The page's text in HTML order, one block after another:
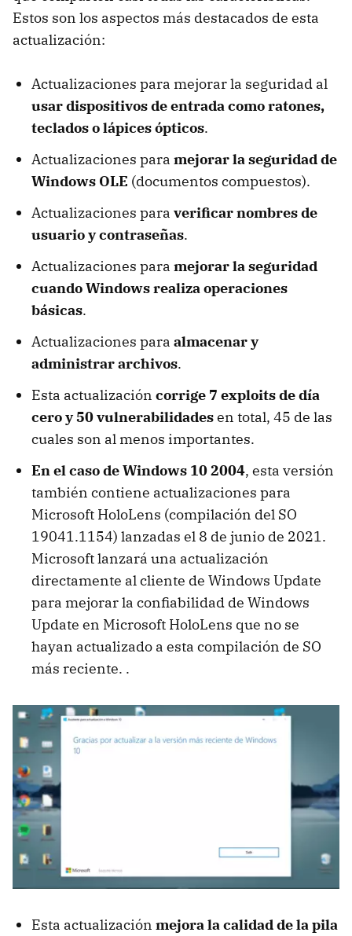
Estos son los aspectos más destacados de esta
actualización:
Actualizaciones para mejorar la seguridad al
usar dispositivos de entrada como ratones,
teclados o lápices ópticos.
Actualizaciones para mejorar la seguridad de
Windows OLE (documentos compuestos).
Actualizaciones para verificar nombres de
usuario y contraseñas.
Actualizaciones para mejorar la seguridad
cuando Windows realiza operaciones
básicas.
Actualizaciones para almacenar y
administrar archivos.
Esta actualización corrige 7 exploits de día
cero y 50 vulnerabilidadesen total, 45 de las
cuales son al menos importantes.
En el caso de Windows 10 2004, esta versión
también contiene actualizaciones para
Microsoft HoloLens (compilación del SO
19041.1154) lanzadas el 8 de junio de 2021.
Microsoft lanzará una actualización
directamente al cliente de Windows Update
para mejorar la confiabilidad de Windows
Update en Microsoft HoloLens que no se
hayan actualizado a esta compilación de SO
más reciente. .
Esta actualización mejora la calidad de la pila